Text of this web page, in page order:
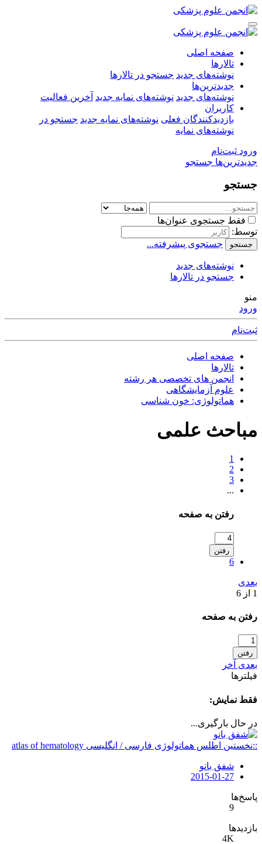
صفحه اصلی
تالارها
نوشته‌های جدید جستجو در تالارها
جدیدترین‌ها
نوشته‌های جدید نوشته‌های نمایه جدید آخرین فعالیت
کاربران
بازدیدکنندگان فعلی نوشته‌های نمایه جدید جستجو در
نوشته‌های نمایه
ورود ثبت‌نام
جدیدترین‌ها جستجو
جستجو
فقط جستجوی عنوان‌ها
توسط:
جستجو جستجوی پیشرفته...
نوشته‌های جدید
جستجو در تالارها
منو
ورود
ثبت‌نام
صفحه اصلی
تالارها
انجمن های تخصصی هر رشته
علوم آزمایشگاهی
هماتولوژی: خون شناسی
مباحث علمی
1
2
3
...
رفتن به صفحه
رفتن
6
بعدی
1 از 6
رفتن به صفحه
رفتن
بعدی آخر
فیلترها
فقط نمایش:
در حال بارگیری...
::نخستین اطلس هماتولوژی فارسی / انگلیسی atlas of hematology
شفق بانو
2015-01-27
پاسخ‌ها
9
بازدیدها
4K